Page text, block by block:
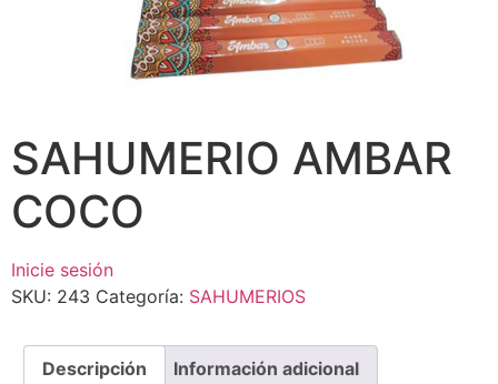
SAHUMERIO AMBAR
COCO
Inicie sesión
SKU: 243 Categoría: SAHUMERIOS
Descripción Información adicional